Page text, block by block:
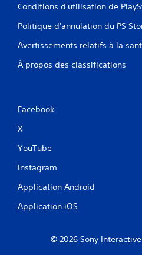
Conditions d'utilisation de
Politique d'annulation du PS
Avertissements relatifs à la
À propos des classifications
Facebook
X
YouTube
Instagram
Application Android
Application iOS
© 2026 Sony